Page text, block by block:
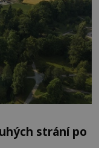
strání po